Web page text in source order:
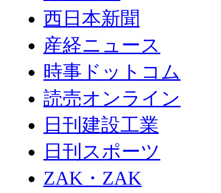
西日本新聞
産経ニュース
時事ドットコム
読売オンライン
日刊建設工業
日刊スポーツ
ZAK・ZAK